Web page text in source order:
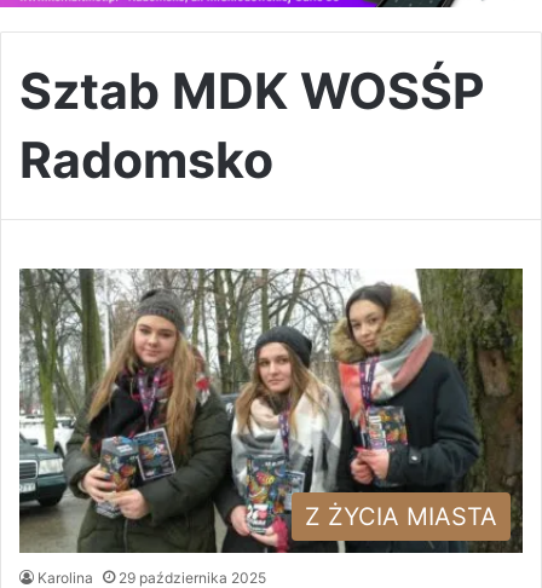
Sztab MDK WOSŚP
Radomsko
Z ŻYCIA MIASTA
Karolina 29 października 2025